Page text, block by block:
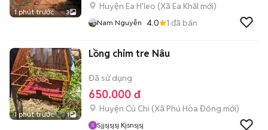
1 phút trước 3
Huyện Ea H'leo (Xã Ea Khăl mới)
Nam Nguyễn 4.0 1 đã bán
1 phút trước 1
Lồng chim tre Nâu
Đã sử dụng
650.000 đ
Huyện Củ Chi (Xã Phú Hòa Đông mới)
Sjjsjsjsj Kjsnsjsj